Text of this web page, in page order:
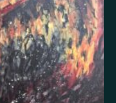
Kärsimys
Luonto
Mindfulness
Paha olo